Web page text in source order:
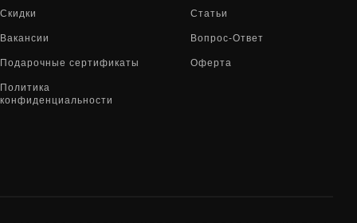
Скидки Статьи
Вакансии Вопрос-Ответ
Подарочные сертификаты Оферта
Политика
конфиденциальности